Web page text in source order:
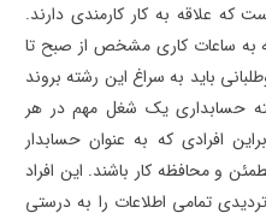
که علاقه به کار کارمندی دارند.
به ساعات کاری مشخص از صبح تا
باید به سراغ این رشته بروند
حسابداری یک شغل مهم در هر
افرادی که به عنوان حسابدار
و محافظه کار باشند. این افراد
تمامی اطلاعات را به درستی